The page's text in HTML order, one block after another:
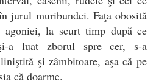
jurul muribundei. Faţa obosită
la scurt timp după ce
a luat zborul spre cer, s-a
şi zâmbitoare, aşa că pe
că doarme.